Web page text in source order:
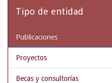
Tipo de entidad
Publicaciones
Proyectos
Becas y consultorías